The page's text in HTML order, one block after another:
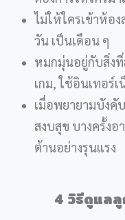
ไม่ให้ใครเข้าห้อ
วัน เป็นเดือน ๆ
หมกมุ่นอยู่กับสิ่งที่
เกม, ใช้อินเทอร์เ
เมื่อพยายามบังคั
สงบสุข บางครั้งอ
ต้านอย่างรุนแรง
4 วิธีดูแลลู